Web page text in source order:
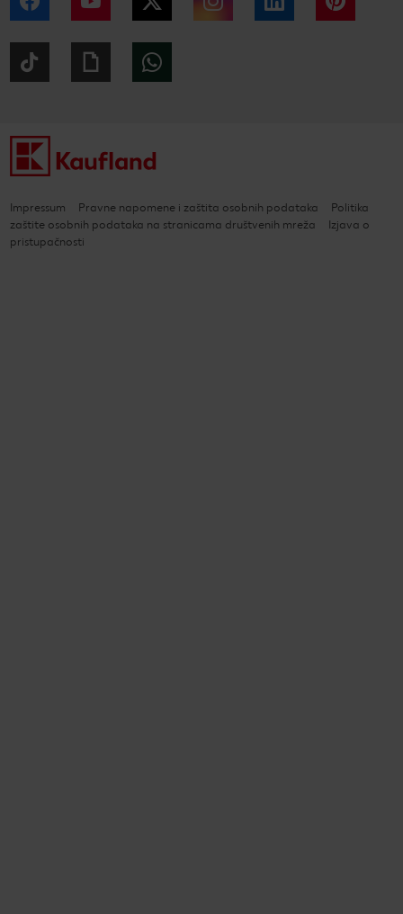
Giphy
Impressum Pravne napomene i zaštita osobnih podataka
Politika
zaštite osobnih podataka na stranicama društvenih mreža
Izjava o
pristupačnosti